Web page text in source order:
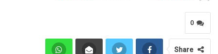
0
Share